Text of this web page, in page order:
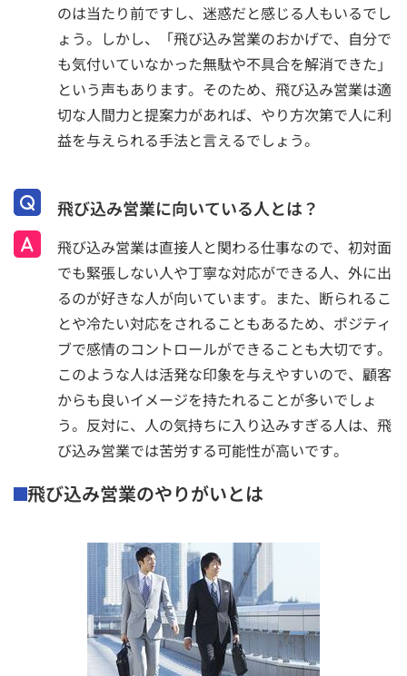
のは当たり前ですし、迷惑だと感じる人もいるでし
ょう。しかし、「飛び込み営業のおかげで、自分で
も気付いていなかった無駄や不具合を解消できた」
という声もあります。そのため、飛び込み営業は適
切な人間力と提案力があれば、やり方次第で人に利
益を与えられる手法と言えるでしょう。
飛び込み営業に向いている人とは？
飛び込み営業は直接人と関わる仕事なので、初対面
でも緊張しない人や丁寧な対応ができる人、外に出
るのが好きな人が向いています。また、断られるこ
とや冷たい対応をされることもあるため、ポジティ
ブで感情のコントロールができることも大切です。
このような人は活発な印象を与えやすいので、顧客
からも良いイメージを持たれることが多いでしょ
う。反対に、人の気持ちに入り込みすぎる人は、飛
び込み営業では苦労する可能性が高いです。
飛び込み営業のやりがいとは